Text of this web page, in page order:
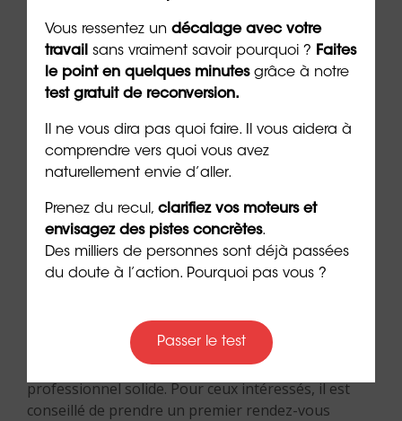
*Plus il y a de symboles et plus cette caractéristique est élevée.
Se reconvertir en Infirmier
en Soins Généraux
La reconversion professionnelle vers le métier
d’infirmier requiert une réflexion approfondie et
une préparation minutieuse.Unbilan de
départ pour évaluer vos aptitudes et motivations.
Cet outil vous aide à construire un projet
professionnel solide. Pour ceux intéressés, il est
conseillé de prendre un premier rendez-vous
Vous ressentez un décalage avec votre
travail sans vraiment savoir pourquoi ? Faites
le point en quelques minutesgrâce à notre
test gratuit de reconversion.
Il ne vous dira pas quoi faire. Il vous aidera à
comprendre vers quoi vous avez
naturellement envie d’aller.
Prenez du recul, clarifiez vos moteurs et
envisagez des pistes concrètes.
Des milliers de personnes sont déjà passées
du doute à l’action. Pourquoi pas vous ?
Passer le test